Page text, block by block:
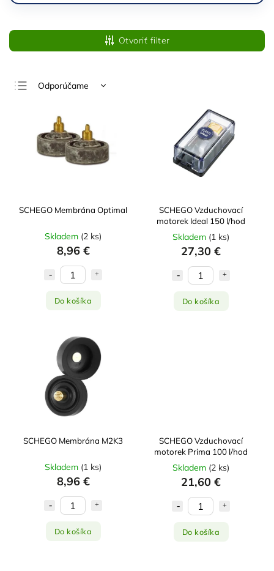
Otvoriť filter
Odporúčame
Najdrahšie
Najpredávanejšie
Abecedne
SCHEGO Membrána Optimal
Skladem (2 ks)
8,96 €
Do košíka
SCHEGO Vzduchovací
motorek Ideal 150 l/hod
Skladem (1 ks)
27,30 €
Do košíka
SCHEGO Membrána M2K3
Skladem (1 ks)
8,96 €
Do košíka
SCHEGO Vzduchovací
motorek Prima 100 l/hod
Skladem (2 ks)
21,60 €
Do košíka